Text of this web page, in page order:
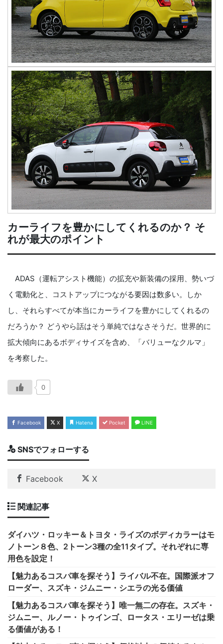
カーライフを豊かにしてくれるのか？ そ
れが最大のポイント
ADAS（運転アシスト機能）の拡充や新装備の採用、勢いづ
く電動化と、コストアップにつながる要因は数多い。しか
し、それらすべてが本当にカーライフを豊かにしてくれるの
だろうか？ どうやら話はそう単純ではなさそうだ。世界的に
拡大傾向にあるボディサイズを含め、「バリューなクルマ」
を考察した。
0
Facebook X Hatena Pocket LINE
SNSでフォローする
Facebook X
関連記事
ダイハツ・ロッキー＆トヨタ・ライズのボディカラーはモ
ノトーン８色、2トーン3種の全11タイプ。それぞれに専
用色を設定！
【魅力あるコスパ車を探そう】ライバル不在。国際派オフ
ローダー、スズキ・ジムニー・シエラの光る価値
【魅力あるコスパ車を探そう】唯一無二の存在。スズキ・
ジムニー、ルノー・トゥインゴ、ロータス・エリーゼは乗
る価値がある！